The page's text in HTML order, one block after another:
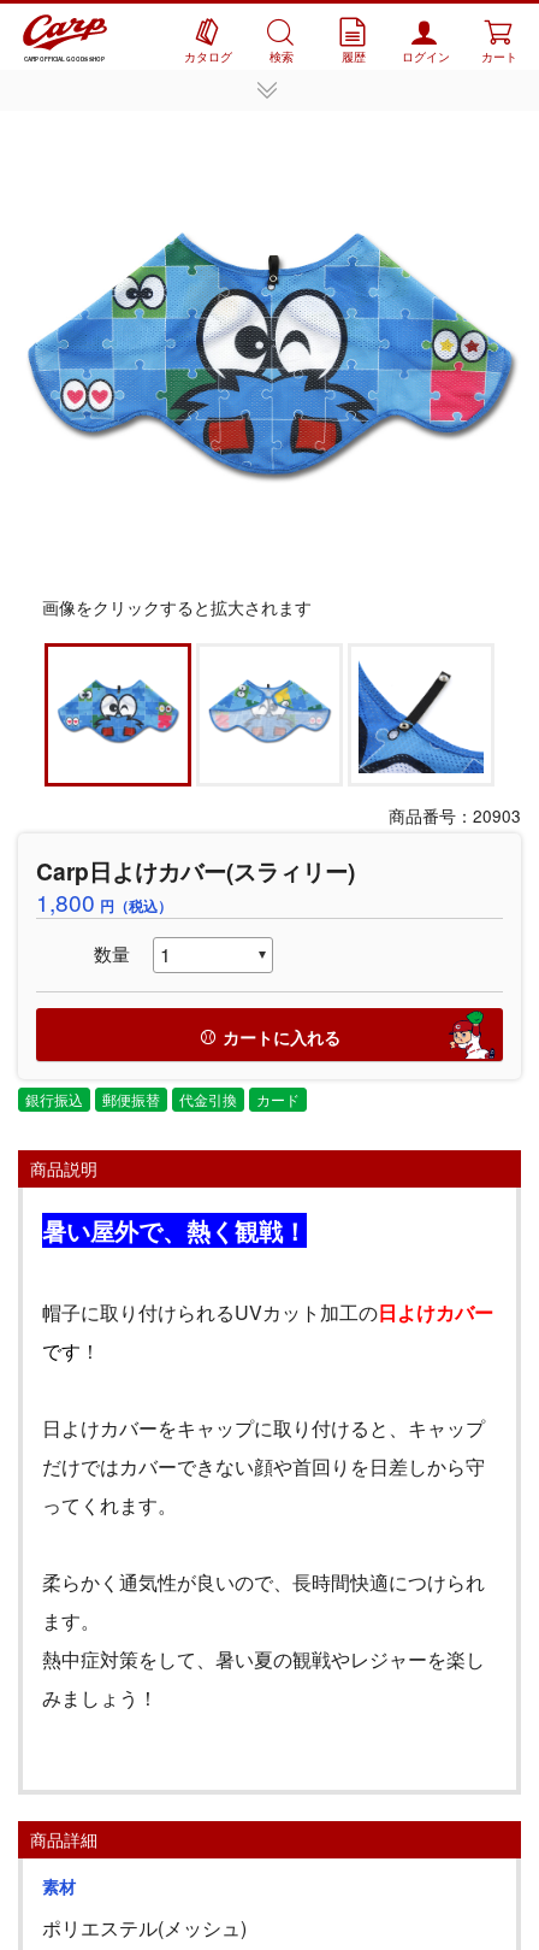
CARP OFFICIAL GOODS SHOP カタログ 検索 履歴 ログイン カート
画像をクリックすると拡大されます
商品番号：20903
Carp日よけカバー(スラィリー)
1,800 円（税込）
数量
カートに入れる
銀行振込 郵便振替 代金引換 カード
商品説明
暑い屋外で、熱く観戦！
帽子に取り付けられるUVカット加工の日よけカバー
です ！
日よけカバーをキャップに取り付けると、キャップ
だけではカバーできない顔や首回りを日差しから守
ってくれます。
柔らかく通気性が良いので、長時間快適につけられ
ます。
熱中症対策をして、暑い夏の観戦やレジャーを楽し
みましょう！
商品詳細
素材
ポリエステル(メッシュ)